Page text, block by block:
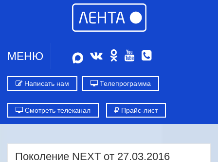
МЕНЮ
Написать нам Телепрограмма
Смотреть телеканал Прайс-лист
Поколение NEXT от 27.03.2016